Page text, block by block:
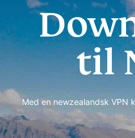
to deploy, simple to
scale.
til
Med en newzealandsk